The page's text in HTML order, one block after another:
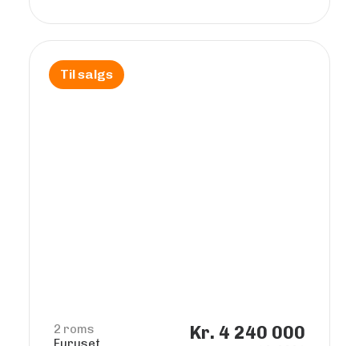
Til salgs
2 roms
Kr. 4 240 000